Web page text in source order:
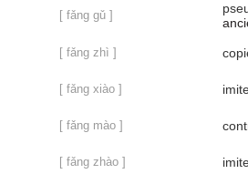
[ fǎng gǔ ]
[ fǎng zhì ]
[ fǎng xiào ]
[ fǎng mào ]
[ fǎng zhào ]